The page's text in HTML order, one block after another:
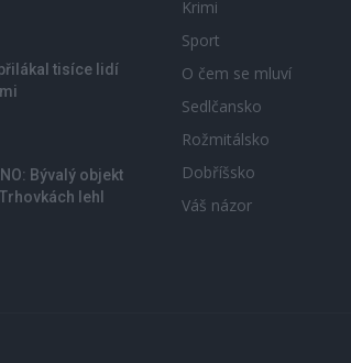
tisíce lidí
Bývalý objekt
lehl
Krimi
Sport
O čem se mluví
Sedlčansko
Rožmitálsko
Dobříšsko
Váš názor